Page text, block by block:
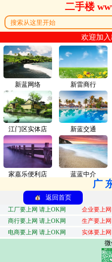
二手楼
欢迎加
新蓝网络 新雷商行
江门区实体店 新蓝交通
家嘉乐便利店 蓝蓝中介
广
返回首页
工厂要上网 请上OK网 企业要上
商行要上网 请上OK网
生产要上
电商要上网 请上OK网
实体要上